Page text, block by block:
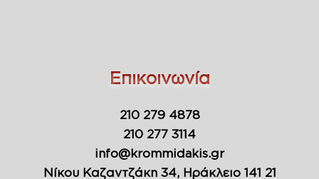
Επικοινωνία
210 279 4878
210 277 3114
info@krommidakis.gr
Νίκου Καζαντζάκη 34, Ηράκλειο 141 21